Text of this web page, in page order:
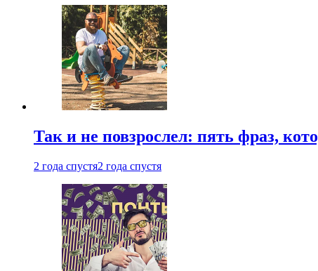
Так и не повзрослел: пять фраз,
2 года спустя2 года спустя